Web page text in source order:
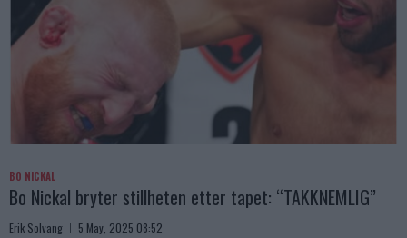
BO NICKAL
Bo Nickal bryter stillheten etter tapet: “TAKKNEMLIG”
Erik Solvang 5 May, 2025 08:52